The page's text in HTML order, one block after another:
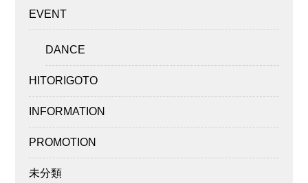
EVENT
DANCE
HITORIGOTO
INFORMATION
PROMOTION
未分類